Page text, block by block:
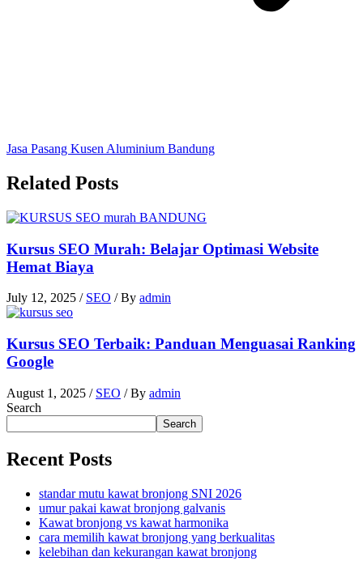
Jasa Pasang Kusen Aluminium Bandung
Related Posts
Kursus SEO Murah: Belajar Optimasi Website
Hemat Biaya
July 12, 2025 / SEO / By admin
Kursus SEO Terbaik: Panduan Menguasai Ranking
Google
August 1, 2025 / SEO / By admin
Search
Search
Recent Posts
standar mutu kawat bronjong SNI 2026
umur pakai kawat bronjong galvanis
Kawat bronjong vs kawat harmonika
cara memilih kawat bronjong yang berkualitas
kelebihan dan kekurangan kawat bronjong